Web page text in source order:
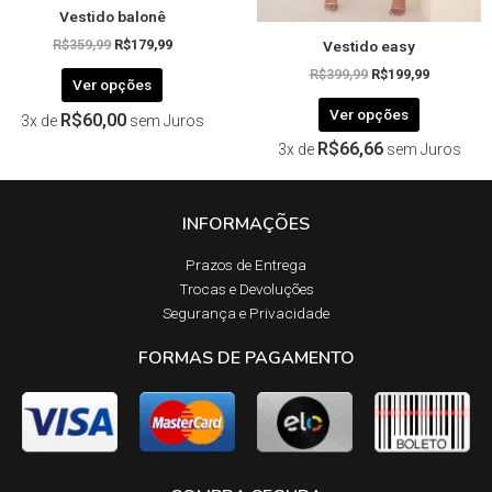
Vestido balonê
R$359,99 R$179,99
Ver opções
do
produto
3x de R$60,00 sem Juros
Vestido easy
R$399,99 R$199,99
Ver opções
do
3x de R$66,66 sem Juros
INFORMAÇÕES
Prazos de Entrega​
Trocas e Devoluções​
Segurança e Privacidade
FORMAS DE PAGAMENTO